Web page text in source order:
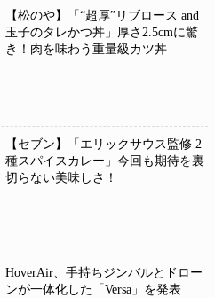
【松のや】「“超厚”リブロース and
玉子のタレかつ丼」厚さ2.5cmに驚
き！肉を味わう重量級カツ丼
【セブン】「エリックサウス監修 2
種スパイスカレー」今回も期待を裏
切らない美味しさ！
HoverAir、手持ちジンバルとドロー
ンが一体化した「Versa」を発表